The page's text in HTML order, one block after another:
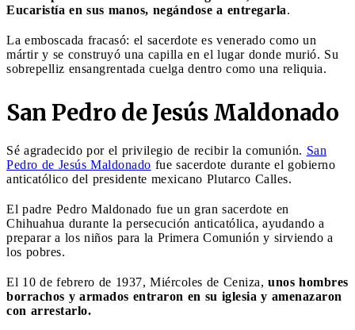
Eucaristía en sus manos, negándose a entregarla.
La emboscada fracasó: el sacerdote es venerado como un
mártir y se construyó una capilla en el lugar donde murió. Su
sobrepelliz ensangrentada cuelga dentro como una reliquia.
San Pedro de Jesús Maldonado
Sé agradecido por el privilegio de recibir la comunión. San
Pedro de Jesús Maldonado fue sacerdote durante el gobierno
anticatólico del presidente mexicano Plutarco Calles.
El padre Pedro Maldonado fue un gran sacerdote en
Chihuahua durante la persecución anticatólica, ayudando a
preparar a los niños para la Primera Comunión y sirviendo a
los pobres.
El 10 de febrero de 1937, Miércoles de Ceniza, unos hombres
borrachos y armados entraron en su iglesia y amenazaron
con arrestarlo.